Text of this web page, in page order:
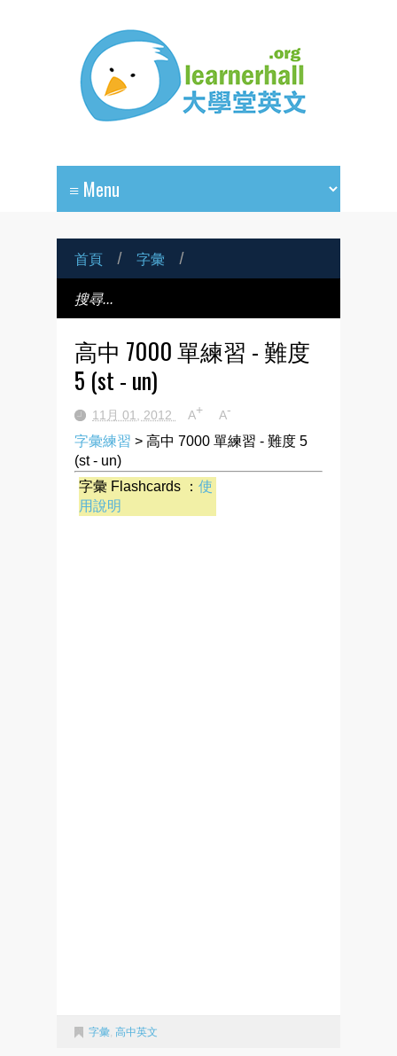
首頁 / 字彙 /
高中 7000 單練習 - 難度
5 (st - un)
11月 01, 2012 A+ A-
字彙練習 > 高中 7000 單練習 - 難度 5
(st - un)
字彙 Flashcards ： 使
用說明
字彙 高中英文